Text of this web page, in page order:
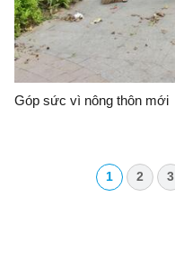
Góp sức vì nông thôn mới
1 2 3